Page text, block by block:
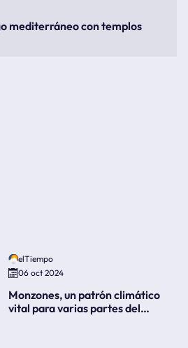
mediterráneo con templos
elTiempo
06 oct 2024
Monzones, un patrón climático
vital para varias partes del